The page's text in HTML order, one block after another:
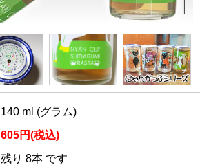
140 ml (グラム)
605円(税込)
残り 8本 です